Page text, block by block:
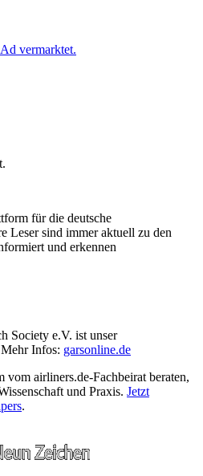
vermarktet.
für die deutsche
Leser sind immer aktuell zu den
und erkennen
Society e.V. ist unser
Infos: garsonline.de
airliners.de-Fachbeirat beraten,
und Praxis. Jetzt
.